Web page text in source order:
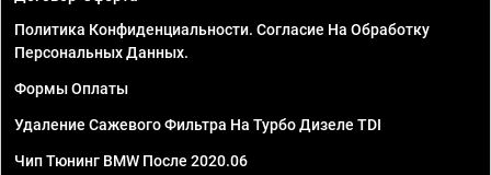
Политика Конфиденциальности. Согласие На Обработку
Персональных Данных.
Формы Оплаты
Удаление Сажевого Фильтра На Турбо Дизеле TDI
Чип Тюнинг BMW После 2020.06